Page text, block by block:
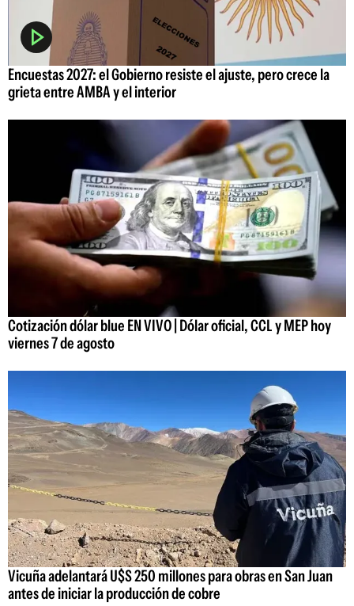
Encuestas 2027: el Gobierno resiste el ajuste, pero crece la
grieta entre AMBA y el interior
Cotización dólar blue EN VIVO | Dólar oficial, CCL y MEP hoy
viernes 7 de agosto
Vicuña adelantará U$S 250 millones para obras en San Juan
antes de iniciar la producción de cobre